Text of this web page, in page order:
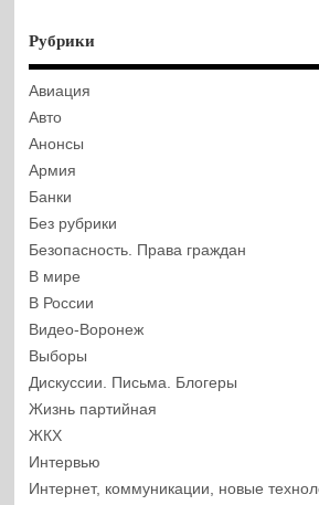
Рубрики
Авиация
Авто
Анонсы
Армия
Банки
Без рубрики
Безопасность. Права граждан
В мире
В России
Видео-Воронеж
Выборы
Дискуссии. Письма. Блогеры
Жизнь партийная
ЖКХ
Интервью
Интернет, коммуникации, новые